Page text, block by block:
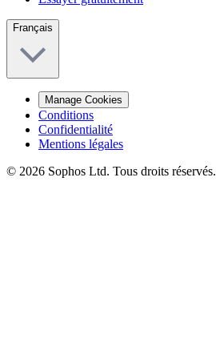
Français
Manage Cookies
Conditions
Confidentialité
Mentions légales
© 2026 Sophos Ltd. Tous droits réservés.